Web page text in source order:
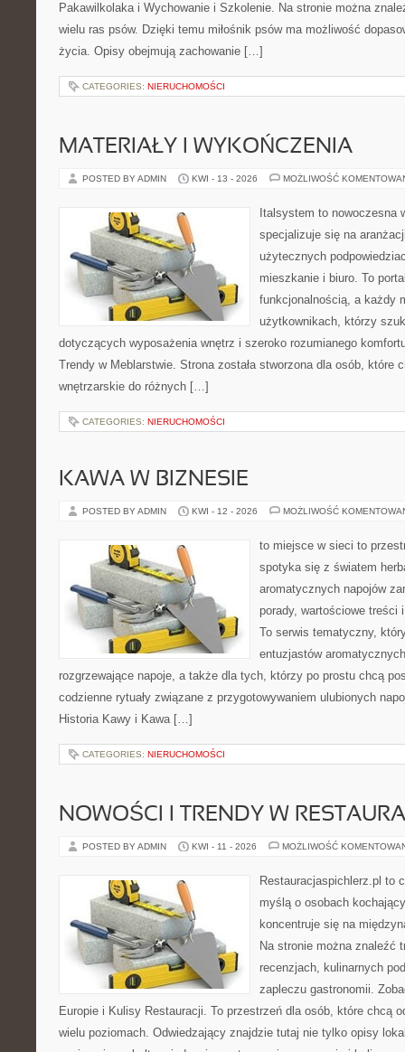
Pakawilkolaka i Wychowanie i Szkolenie. Na stronie można
wielu ras psów. Dzięki temu miłośnik psów ma możliwość
życia. Opisy obejmują zachowanie […]
CATEGORIES: NIERUCHOMOŚCI
MATERIAŁY I WYKOŃCZENIA
POSTED BY ADMIN KWI - 13 - 2026 MOŻLIWOŚĆ
Italsystem to nowoczesna
specjalizuje się na
użytecznych
mieszkanie i biuro. To
funkcjonalnością, a każdy
użytkownikach, którzy
dotyczących wyposażenia wnętrz i szeroko rozumianego
Trendy w Meblarstwie. Strona została stworzona dla osób, które
wnętrzarskie do różnych […]
CATEGORIES: NIERUCHOMOŚCI
KAWA W BIZNESIE
POSTED BY ADMIN KWI - 12 - 2026 MOŻLIWOŚĆ
to miejsce w sieci to
spotyka się z światem
aromatycznych napojów
porady, wartościowe treści
To serwis tematyczny,
entuzjastów
rozgrzewające napoje, a także dla tych, którzy po prostu chcą
codzienne rytuały związane z przygotowywaniem ulubionych
Historia Kawy i Kawa […]
CATEGORIES: NIERUCHOMOŚCI
NOWOŚCI I TRENDY W
POSTED BY ADMIN KWI - 11 - 2026 MOŻLIWOŚĆ
Restauracjaspichlerz.pl to
myślą o osobach
koncentruje się na
Na stronie można znaleźć
recenzjach, kulinarnych
zapleczu gastronomii.
Europie i Kulisy Restauracji. To przestrzeń dla osób, które chcą
wielu poziomach. Odwiedzający znajdzie tutaj nie tylko opisy